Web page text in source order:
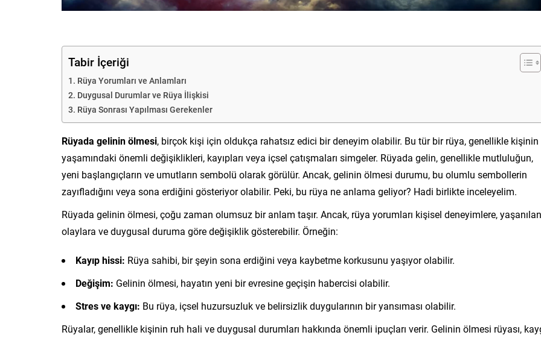
Tabir İçeriği
Rüya Yorumları ve Anlamları
Duygusal Durumlar ve Rüya İlişkisi
Rüya Sonrası Yapılması Gerekenler
Rüyada gelinin ölmesi, birçok kişi için oldukça rahatsız edici bir deneyim olabilir. Bu tür bir rüya, genellikle kişinin
yaşamındaki önemli değişiklikleri, kayıpları veya içsel çatışmaları simgeler. Rüyada gelin, genellikle mutluluğun,
yeni başlangıçların ve umutların sembolü olarak görülür. Ancak, gelinin ölmesi durumu, bu olumlu sembollerin
zayıfladığını veya sona erdiğini gösteriyor olabilir. Peki, bu rüya ne anlama geliyor? Hadi birlikte inceleyelim.
Rüyada gelinin ölmesi, çoğu zaman olumsuz bir anlam taşır. Ancak, rüya yorumları kişisel deneyimlere, yaşanılan
olaylara ve duygusal duruma göre değişiklik gösterebilir. Örneğin:
Kayıp hissi: Rüya sahibi, bir şeyin sona erdiğini veya kaybetme korkusunu yaşıyor olabilir.
Değişim: Gelinin ölmesi, hayatın yeni bir evresine geçişin habercisi olabilir.
Stres ve kaygı: Bu rüya, içsel huzursuzluk ve belirsizlik duygularının bir yansıması olabilir.
Rüyalar, genellikle kişinin ruh hali ve duygusal durumları hakkında önemli ipuçları verir. Gelinin ölmesi rüyası,